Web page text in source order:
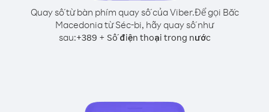
Quay số từ bàn phím quay số của Viber.Để gọi Bắc
Macedonia từ Séc-bi, hãy quay số như
sau:+389 + Số điện thoại trong nước